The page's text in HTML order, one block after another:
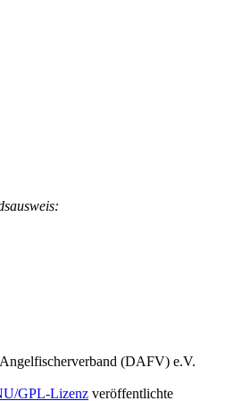
(DAFV) e.V.
GPL-Lizenz veröffentlichte